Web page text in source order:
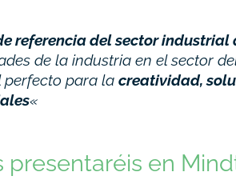
referencia del sector industrial
de la industria en el sector
perfecto para la creatividad,
«
presentaréis en